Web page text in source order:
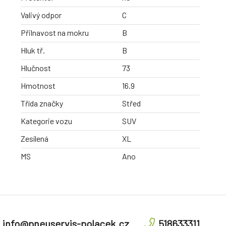
Valivý odpor
C
Přilnavost na mokru
B
Hluk tř.
B
Hlučnost
73
Hmotnost
16.9
Třída značky
Střed
Kategorie vozu
SUV
Zesílená
XL
MS
Ano